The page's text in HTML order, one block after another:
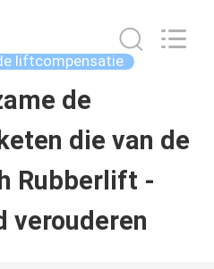
liftcompensatie
de
die van de
Rubberlift -
verouderen